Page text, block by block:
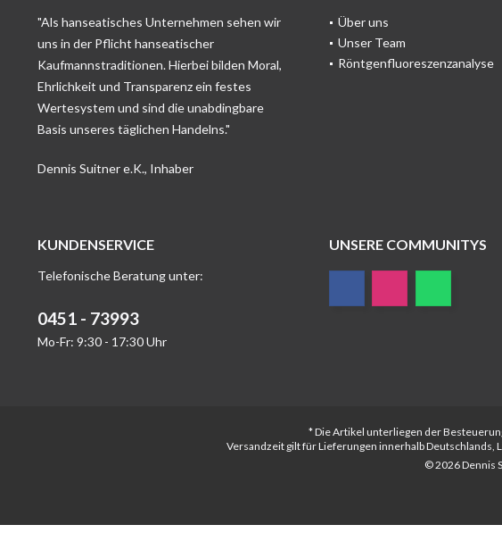
"Als hanseatisches Unternehmen sehen wir
uns in der Pflicht hanseatischer
Kaufmannstraditionen. Hierbei bilden Moral,
Ehrlichkeit und Transparenz ein festes
Wertesystem und sind die unabdingbare
Basis unseres täglichen Handelns."
Dennis Suitner e.K., Inhaber
Über uns
Unser Team
Röntgenfluoreszenzanalyse
KUNDENSERVICE
Telefonische Beratung unter:
0451 - 73993
Mo-Fr: 9:30 - 17:30 Uhr
UNSERE COMMUNITYS
* Die Artikel unterliegen der
Versandzeit gilt für Lieferungen innerhalb
© 2026 Dennis